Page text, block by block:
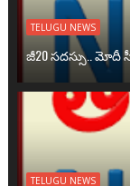
TELUGU NEWS
జీ20 సదస్సు.. మోదీ
TELUGU NEWS